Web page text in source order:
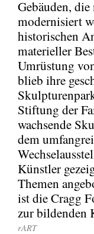
Gebäuden,
modernisiert
historischen
materieller
Umrüstung
blieb ihre
Stiftung der
wachsende
dem
Künstler
Themen
ist die Cragg
zur bildenden
rART